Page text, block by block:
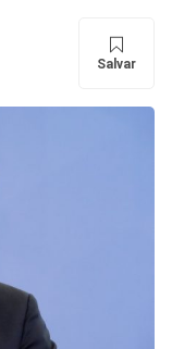
Salvar